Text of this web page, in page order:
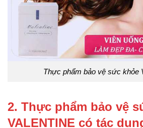
Thực phẩm bảo vệ sức khỏe
2. Thực phẩm bảo vệ
VALENTINE có tác